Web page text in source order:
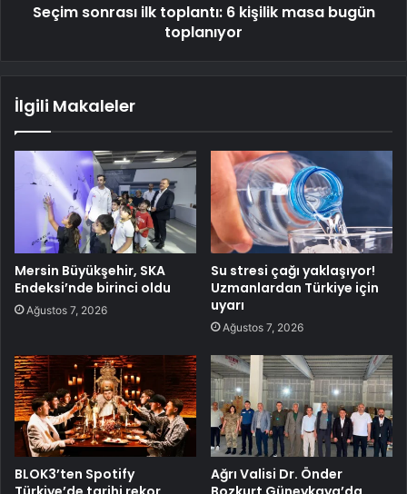
Seçim sonrası ilk toplantı: 6 kişilik masa bugün
toplanıyor
İlgili Makaleler
Mersin Büyükşehir, SKA
Endeksi’nde birinci oldu
Ağustos 7, 2026
Su stresi çağı yaklaşıyor!
Uzmanlardan Türkiye için
uyarı
Ağustos 7, 2026
BLOK3’ten Spotify
Ağrı Valisi Dr. Önder